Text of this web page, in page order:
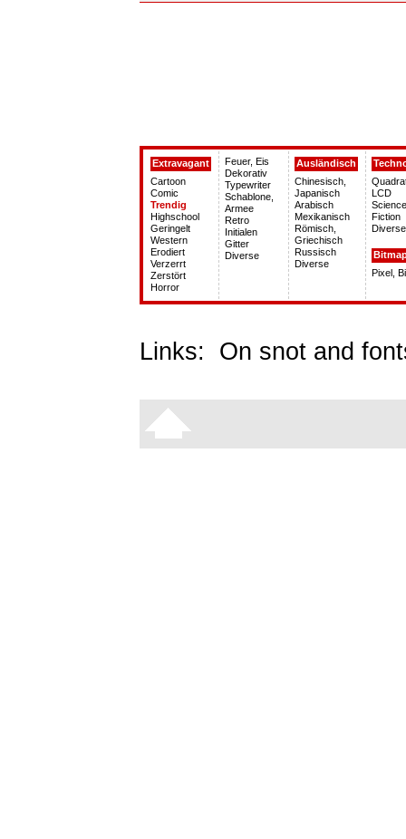
Extravagant
Cartoon
Comic
Trendig
Highschool
Geringelt
Western
Erodiert
Verzerrt
Zerstört
Horror
Feuer, Eis
Dekorativ
Typewriter
Schablone,
Armee
Retro
Initialen
Gitter
Diverse
Ausländisch
Chinesisch,
Japanisch
Arabisch
Mexikanisch
Römisch,
Griechisch
Russisch
Diverse
LCD
Fiction
Diverse
Pixel,
Links: On snot and